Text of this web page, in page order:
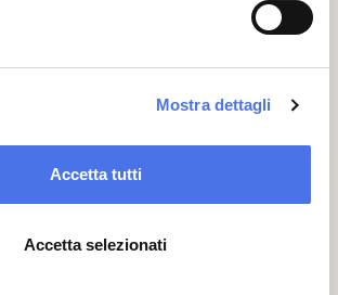
Mostra dettagli
Accetta tutti
Accetta selezionati
due-generazioni-di-